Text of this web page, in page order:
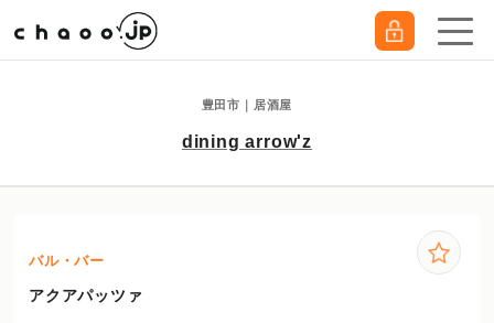
豊田市｜居酒屋
dining arrow'z
バル・バー
アクアパッツァ